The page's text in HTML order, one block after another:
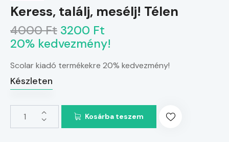
Keress, találj, mesélj! Télen
4000 Ft 3200 Ft
20% kedvezmény!
Scolar kiadó termékekre 20% kedvezmény!
Készleten
Kosárba teszem